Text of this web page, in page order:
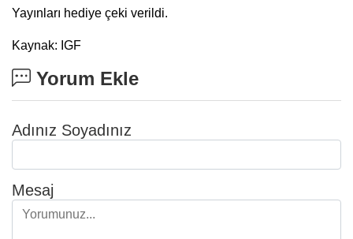
Yayınları hediye çeki verildi.
Kaynak: IGF
Yorum Ekle
Adınız Soyadınız
Mesaj